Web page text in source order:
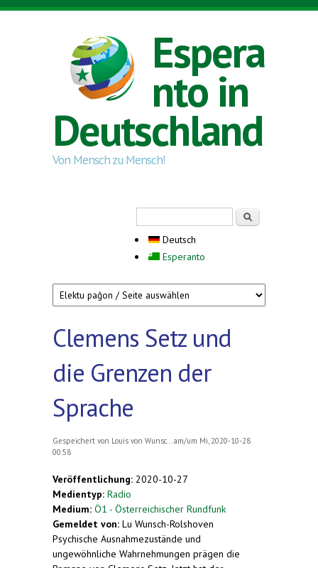
Direkt zum Inhalt
Espera
nto in
Deutschland
Von Mensch zu Mensch!
Deutsch
Esperanto
Clemens Setz und
die Grenzen der
Sprache
Gespeichert von Louis von Wunsc...
am/um Mi, 2020-10-28
00:58
Veröffentlichung: 2020-10-27
Medientyp: Radio
Medium: Ö1 - Österreichischer Rundfunk
Gemeldet von: Lu Wunsch-Rolshoven
Psychische Ausnahmezustände und
ungewöhnliche Wahrnehmungen prägen die